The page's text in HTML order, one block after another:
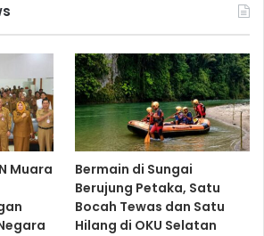
Muara
Bermain di Sungai
Berujung Petaka, Satu
Bocah Tewas dan Satu
Hilang di OKU Selatan